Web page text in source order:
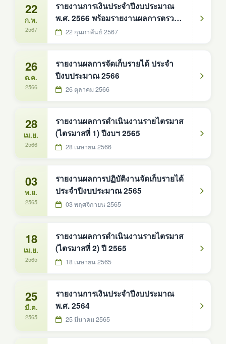
22
ก.พ.
2567
รายงานการเงินประจำปีงบประมาณ
พ.ศ. 2566 พร้อมรายงานผลการตรวจ
สอบของสำนักงานการตรวจเงินแผ่น
22 กุมภาพันธ์ 2567
26
ต.ค.
2566
รายงานผลการจัดเก็บรายได้ ประจำ
ปีงบประมาณ 2566
26 ตุลาคม 2566
28
เม.ย.
2566
รายงานผลการดำเนินงานรายไตรมาส
(ไตรมาสที่ 1) ปีงบฯ 2565
28 เมษายน 2566
03
พ.ย.
2565
รายงานผลการปฏิบัติงานจัดเก็บรายได้
ประจำปีงบประมาณ 2565
03 พฤศจิกายน 2565
18
เม.ย.
2565
รายงานผลการดำเนินงานรายไตรมาส
(ไตรมาสที่ 2) ปี 2565
18 เมษายน 2565
25
มี.ค.
2565
รายงานการเงินประจำปีงบประมาณ
พ.ศ. 2564
25 มีนาคม 2565